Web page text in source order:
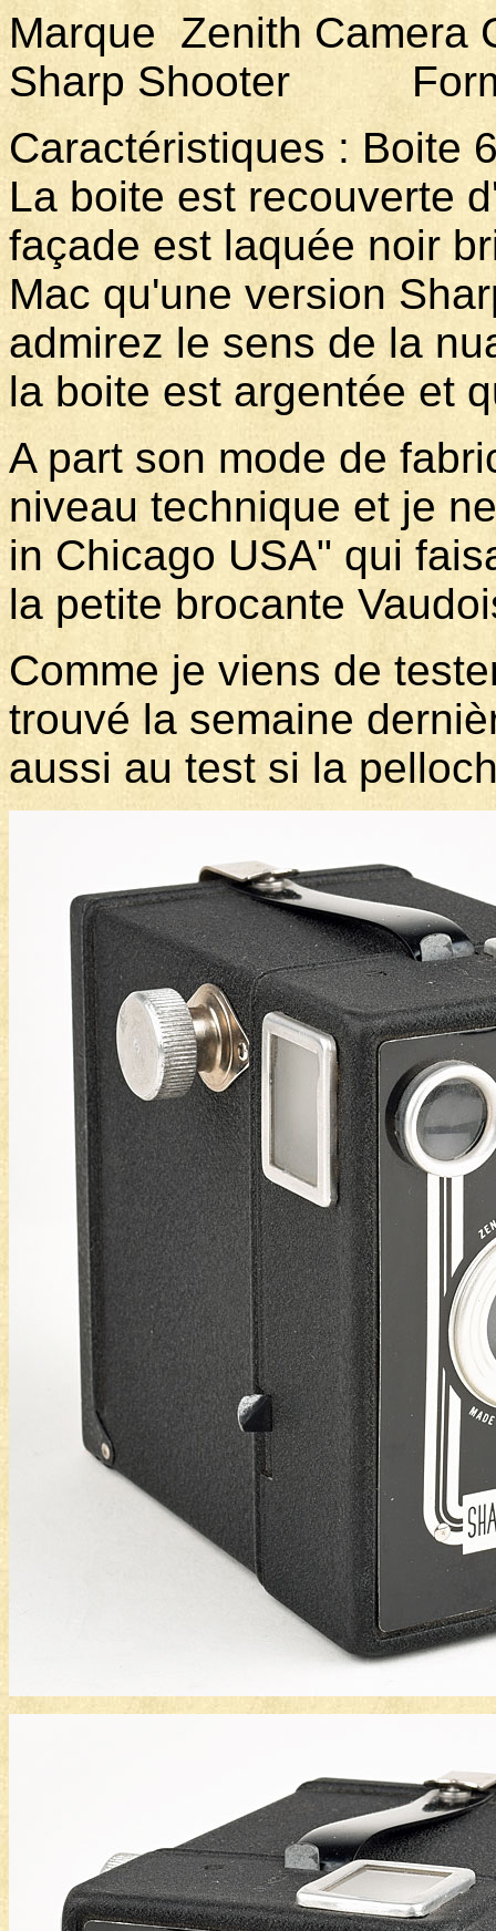
Marque Zenith
Sharp Shooter
Caractéristiques : Boite
La boite est recouverte
façade est laquée noir
Mac qu'une version
admirez le sens de la
la boite est argentée et
A part son mode de
niveau technique et je
in Chicago USA" qui
la petite brocante
Comme je viens de
trouvé la semaine
aussi au test si la